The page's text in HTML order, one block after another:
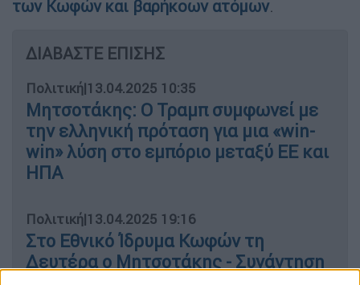
των Κωφώνκαι βαρήκοων ατόμων.
ΔΙΑΒΑΣΤΕ ΕΠΙΣΗΣ
Πολιτική|13.04.2025 10:35
Μητσοτάκης: Ο Τραμπ συμφωνεί με
την ελληνική πρόταση για μια «win-
win» λύση στο εμπόριο μεταξύ ΕΕ και
ΗΠΑ
Πολιτική|13.04.2025 19:16
Στο Εθνικό Ίδρυμα Κωφών τη
Δευτέρα ο Μητσοτάκης - Συνάντηση